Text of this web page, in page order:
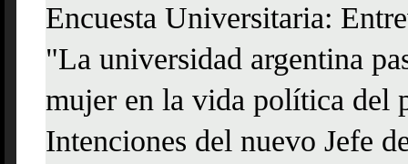
Encuesta Universitaria:
"La universidad argentina
mujer en la vida política del
Intenciones del nuevo Jefe